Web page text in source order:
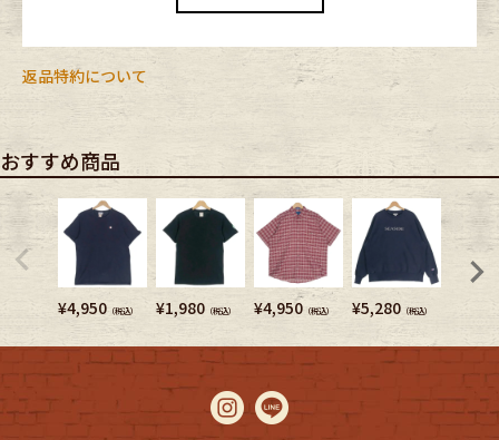
返品特約について
おすすめ商品
¥4,950（税込） ¥1,980 （税込） ¥4,950 （税込） ¥5,280 （税込）